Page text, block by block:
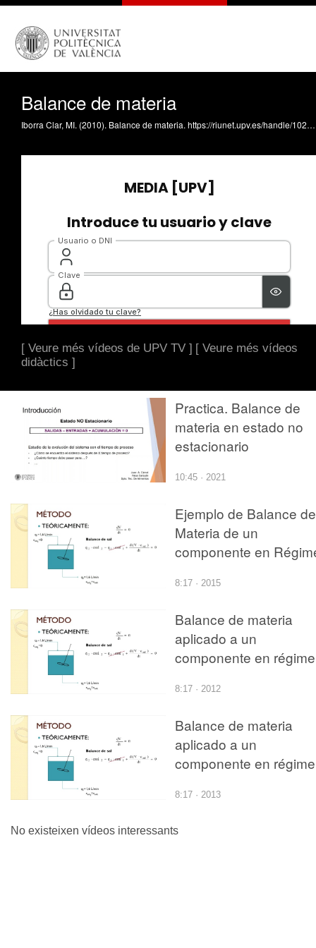
Balance de materia
Iborra Clar, MI. (2010). Balance de materia. https://riunet.upv.es/handle/10251/8377
[ Veure més vídeos de UPV TV ] [ Veure més vídeos
didàctics ]
Practica. Balance de
materia en estado no
estacionario
10:45 · 2021
Ejemplo de Balance de
Materia de un
componente en
8:17 · 2015
Balance de materia
aplicado a un
componente en
8:17 · 2012
Balance de materia
aplicado a un
componente en
Rectificado
8:17 · 2013
No existeixen vídeos interessants